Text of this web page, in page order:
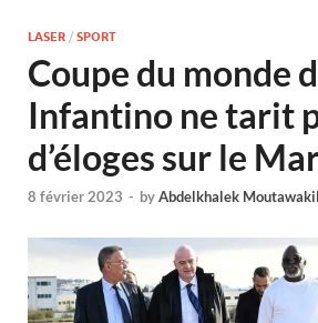
LASER / SPORT
Coupe du monde
Infantino ne tarit
d’éloges sur le
8 février 2023 - byAbdelkhalek Moutawakil